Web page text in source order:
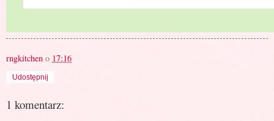
rngkitchen o 17:16
Udostępnij
1 komentarz: